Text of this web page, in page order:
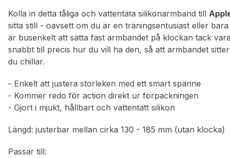
Kolla in detta tåliga och vattentäta silikonarmband till
sitta still - oavsett om du är en träningsentusiast eller
är busenkelt att sätta fast armbandet på klockan tack
snabbt till precis hur du vill ha den, så att armbandet
du chillar.
- Enkelt att justera storleken med ett smart spänne
- Kommer redo för action direkt ur förpackningen
- Gjort i mjukt, hållbart och vattentätt silikon
Längd: justerbar mellan cirka 130 - 185 mm (utan klocka)
Passar till: